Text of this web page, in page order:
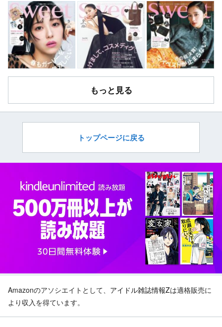
もっと見る
トップページに戻る
Amazonのアソシエイトとして、 アイドル雑誌情報Zは適格販売に
より収入を得ています。